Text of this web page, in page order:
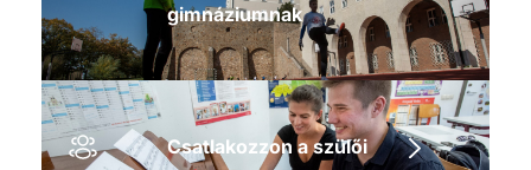
gimnáziumnak
Csatlakozzon a szülői